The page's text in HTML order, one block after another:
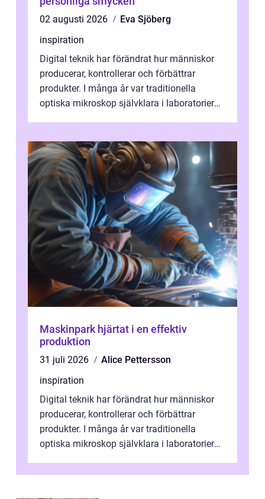
02 augusti 2026
Eva Sjöberg
inspiration
Digital teknik har förändrat hur människor
producerar, kontrollerar och förbättrar
produkter. I många år var traditionella
optiska mikroskop självklara i laboratorier
Maskinpark hjärtat i en effektiv
produktion
31 juli 2026
Alice Pettersson
inspiration
Digital teknik har förändrat hur människor
producerar, kontrollerar och förbättrar
produkter. I många år var traditionella
optiska mikroskop självklara i laboratorier